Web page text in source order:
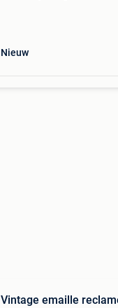
Nieuw
Vintage emaille